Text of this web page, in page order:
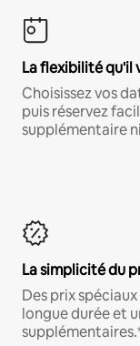
La flexibilité qu'il
Choisissez vos
puis réservez
supplémentaire
La simplicité du
Des prix
longue durée et